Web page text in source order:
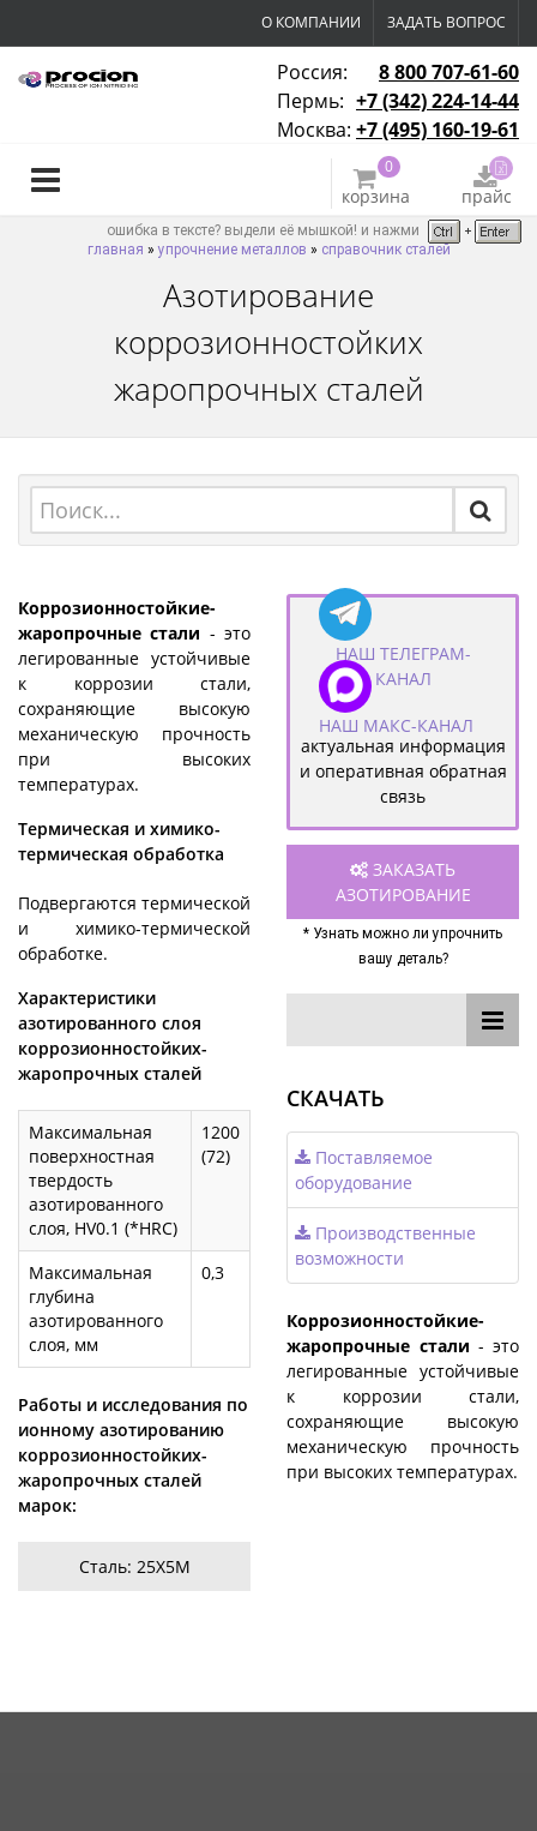
О КОМПАНИИ ЗАДАТЬ ВОПРОС
Россия:
8 800 707-61-60
Пермь: +7 (342) 224-14-44
Москва: +7 (495) 160-19-61
0
корзина прайс
ошибка в тексте? выдели её мышкой! и нажми
главная »упрочнение металлов » справочник сталей
Азотирование
коррозионностойких
жаропрочных сталей
Коррозионностойкие-
жаропрочные стали - это
легированные устойчивые
к коррозии стали,
сохраняющие высокую
механическую прочность
при высоких
температурах.
Термическая и химико-
термическая обработка
Подвергаются термической
и химико-термической
обработке.
Характеристики
азотированного слоя
коррозионностойких-
жаропрочных сталей
Максимальная
поверхностная
твердость
азотированного
слоя, HV0.1 (*HRC)
1200
(72)
Максимальная
глубина
азотированного
слоя, мм
0,3
Работы и исследования по
ионному азотированию
коррозионностойких-
жаропрочных сталей
марок:
Сталь: 25Х5М
НАШ ТЕЛЕГРАМ-
КАНАЛ
НАШ МАКС-КАНАЛ
актуальная информация
и оперативная обратная
связь
ЗАКАЗАТЬ
АЗОТИРОВАНИЕ
* Узнать можно ли упрочнить
вашу деталь?
СКАЧАТЬ
Поставляемое
оборудование
Производственные
возможности
Коррозионностойкие-
жаропрочные стали - это
легированные устойчивые
к коррозии стали,
сохраняющие высокую
механическую прочность
при высоких температурах.